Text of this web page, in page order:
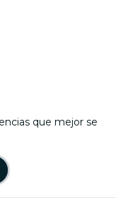
que mejor se